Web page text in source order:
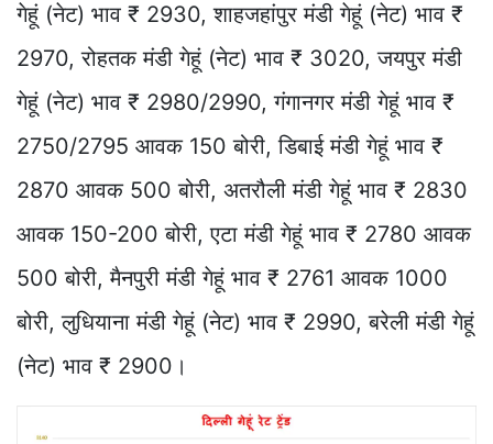
गेहूं (नेट) भाव ₹ 2930, शाहजहांपुर मंडी गेहूं (नेट) भाव ₹
2970, रोहतक मंडी गेहूं (नेट) भाव ₹ 3020, जयपुर मंडी
गेहूं (नेट) भाव ₹ 2980/2990, गंगानगर मंडी गेहूं भाव ₹
2750/2795 आवक 150 बोरी, डिबाई मंडी गेहूं भाव ₹
2870 आवक 500 बोरी, अतरौली मंडी गेहूं भाव ₹ 2830
आवक 150-200 बोरी, एटा मंडी गेहूं भाव ₹ 2780 आवक
500 बोरी, मैनपुरी मंडी गेहूं भाव ₹ 2761 आवक 1000
बोरी, लुधियाना मंडी गेहूं (नेट) भाव ₹ 2990, बरेली मंडी गेहूं
(नेट) भाव ₹ 2900।